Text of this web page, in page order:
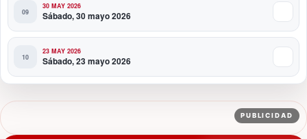
30 MAY 2026
Sábado, 30 mayo 2026
23 MAY 2026
Sábado, 23 mayo 2026
PUBLICIDAD